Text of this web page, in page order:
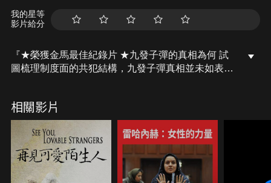
我的星等
影片給分
『★榮獲金馬最佳紀錄片 ★九發子彈的真相為何 試
圖梳理制度面的共犯結構，九發子彈真相並未如表象
槍》試圖梳理制度面的共犯結構，九發子彈的真相並
未如表象般直接透明。愛唱歌的越南青年阮國非，為
早日還債而淪為「逃跑移工」，努力工作期待衣錦還
鄉。不料，2017年某日，阮國非在偏僻河邊被舉報意
圖竊車，遭警察連開九槍，延誤送醫後身亡。輿論一
面支持警方執法，一連串謎團卻在事件後逐一浮現。
相關影片